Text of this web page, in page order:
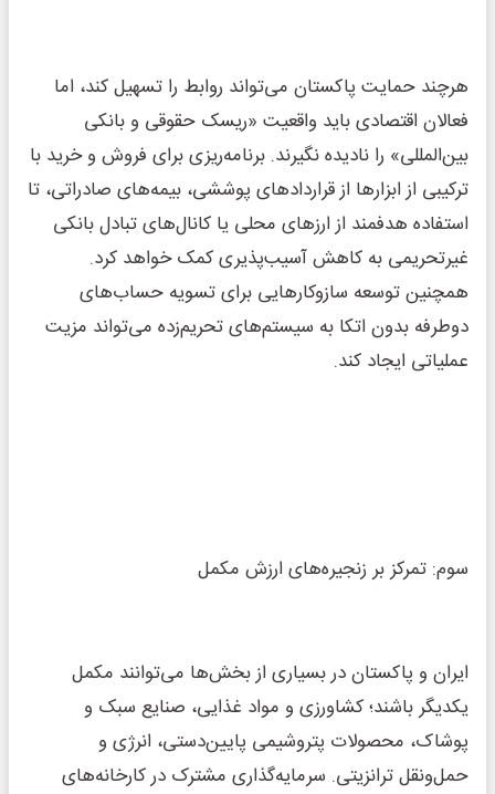
هرچند حمایت پاکستان می‌تواند روابط را تسهیل کند، اما
فعالان اقتصادی باید واقعیت «ریسک حقوقی و بانکی
بین‌المللی» را نادیده نگیرند. برنامه‌ریزی برای فروش و خرید با
ترکیبی از ابزار‌ها از قرارداد‌های پوششی، بیمه‌های صادراتی، تا
استفاده هدفمند از ارز‌های محلی یا کانال‌های تبادل بانکی
غیرتحریمی به کاهش آسیب‌پذیری کمک خواهد کرد.
همچنین توسعه سازوکار‌هایی برای تسویه حساب‌های
دوطرفه بدون اتکا به سیستم‌های تحریم‌زده می‌تواند مزیت
عملیاتی ایجاد کند.
سوم: تمرکز بر زنجیره‌های ارزش مکمل
ایران و پاکستان در بسیاری از بخش‌ها می‌توانند مکمل
یکدیگر باشند؛ کشاورزی و مواد غذایی، صنایع سبک و
پوشاک، محصولات پتروشیمی پایین‌دستی، انرژی و
حمل‌ونقل ترانزیتی. سرمایه‌گذاری مشترک در کارخانه‌های